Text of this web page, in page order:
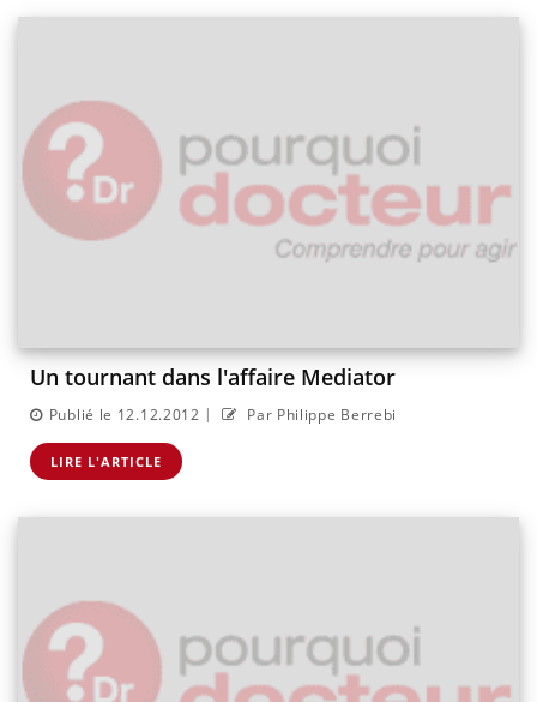
Un tournant dans l'affaire Mediator
Publié le 12.12.2012 | Par Philippe Berrebi
LIRE L'ARTICLE